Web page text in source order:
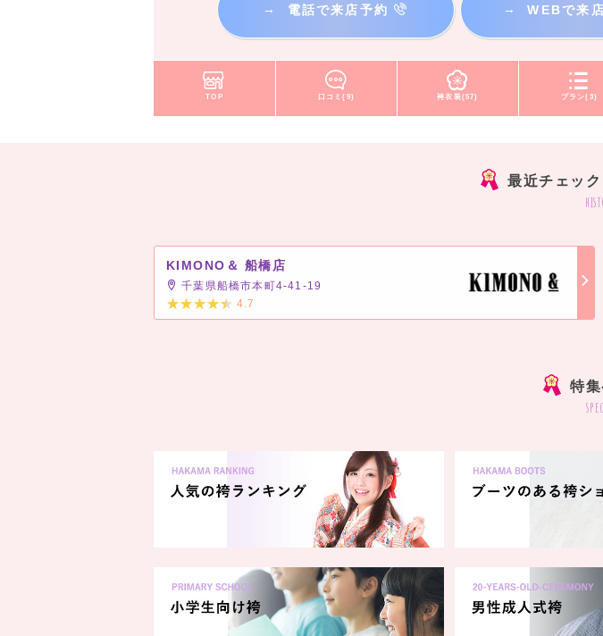
→ 電話で来店予約 → WEBで来
TOP 口コミ(9) 袴衣装(57) プラン(3)
最近チェッ
KIMONO＆ 船橋店
千葉県船橋市本町4-41-19
4.7
特